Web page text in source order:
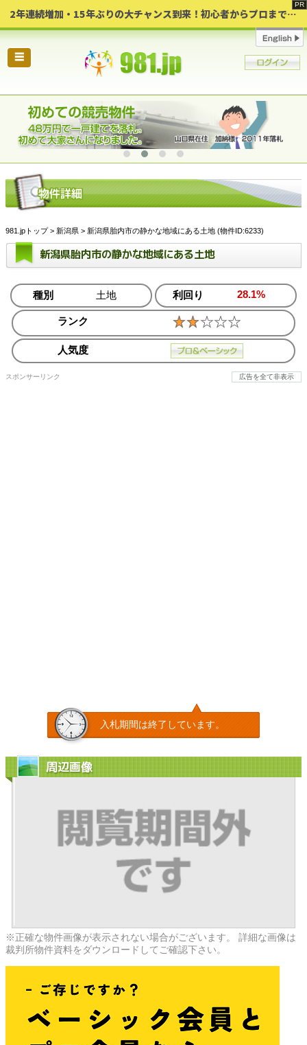
2年連続増加・15年ぶりの大チャンス到来！初心者からプロまで網羅する「競売不動産・超実践投資セミナー」♦神奈川県 横浜 in 神奈川
☰
981.jpトップ> 新潟県 > 新潟県胎内市の静かな地域にある土地 (物件ID:6233)
新潟県胎内市の静かな地域にある土地
種別 土地 利回り 28.1%
ランク
人気度
スポンサーリンク 広告を全て非表示
入札期間は終了しています。
周辺画像
※正確な物件画像が表示されない場合がございます。 詳細な画像は
裁判所物件資料をダウンロードしてご確認下さい。